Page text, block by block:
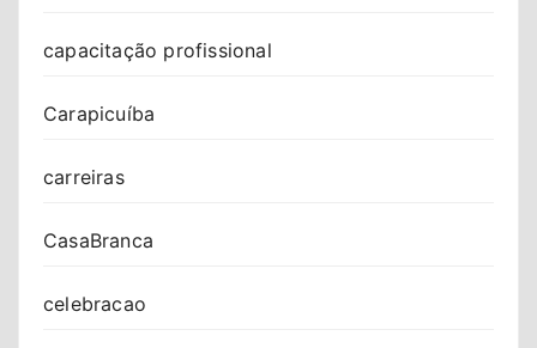
capacitação profissional
Carapicuíba
carreiras
CasaBranca
celebracao